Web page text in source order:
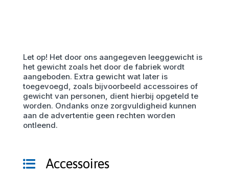
Let op! Het door ons aangegeven leeggewicht is
het gewicht zoals het door de fabriek wordt
aangeboden. Extra gewicht wat later is
toegevoegd, zoals bijvoorbeeld accessoires of
gewicht van personen, dient hierbij opgeteld te
worden. Ondanks onze zorgvuldigheid kunnen
aan de advertentie geen rechten worden
ontleend.
Accessoires